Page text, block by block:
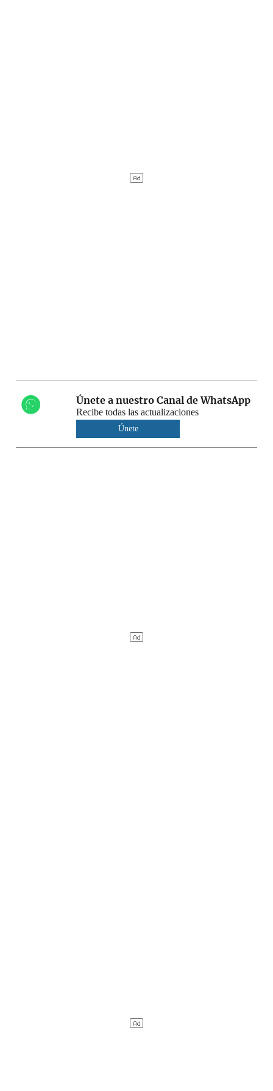
Únete a nuestro Canal de WhatsApp
Recibe todas las actualizaciones
Únete